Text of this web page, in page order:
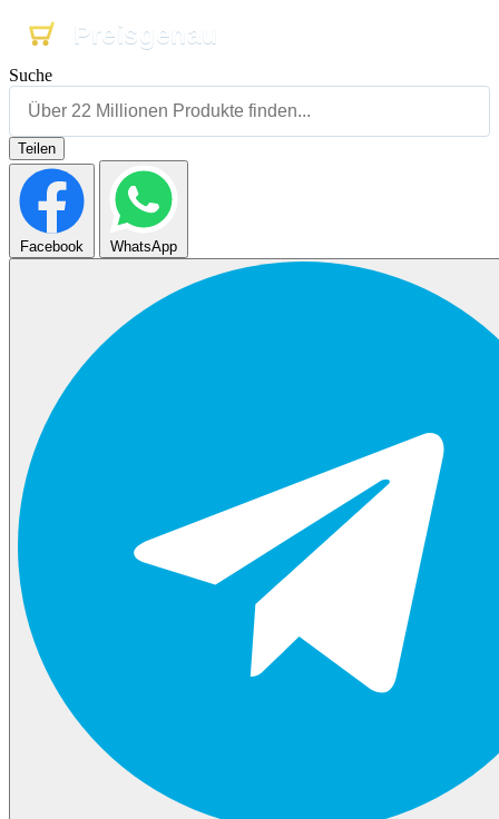
Preisgenau
Preisgenau
Preisgenau
Suche
Teilen
Facebook WhatsApp